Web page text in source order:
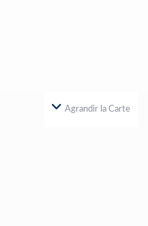
Agrandir la Carte